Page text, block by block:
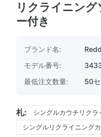
リクライニン
ー付き
ブランド名:
モデル番号:
最低注文数量:
50セ
札:
シングルカウチリクラ
シングルリクライニング